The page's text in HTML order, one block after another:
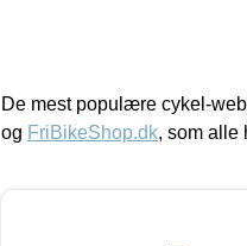
De mest populære cykel-
og FriBikeShop.dk, som alle